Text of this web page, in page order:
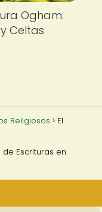
Ogham:
Celtas
Religiosos El
Escrituras en